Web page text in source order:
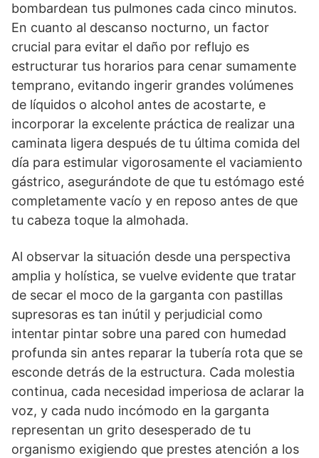
bombardean tus pulmones cada cinco minutos.
En cuanto al descanso nocturno, un factor
crucial para evitar el daño por reflujo es
estructurar tus horarios para cenar sumamente
temprano, evitando ingerir grandes volúmenes
de líquidos o alcohol antes de acostarte, e
incorporar la excelente práctica de realizar una
caminata ligera después de tu última comida del
día para estimular vigorosamente el vaciamiento
gástrico, asegurándote de que tu estómago esté
completamente vacío y en reposo antes de que
tu cabeza toque la almohada.
Al observar la situación desde una perspectiva
amplia y holística, se vuelve evidente que tratar
de secar el moco de la garganta con pastillas
supresoras es tan inútil y perjudicial como
intentar pintar sobre una pared con humedad
profunda sin antes reparar la tubería rota que se
esconde detrás de la estructura. Cada molestia
continua, cada necesidad imperiosa de aclarar la
voz, y cada nudo incómodo en la garganta
representan un grito desesperado de tu
organismo exigiendo que prestes atención a los